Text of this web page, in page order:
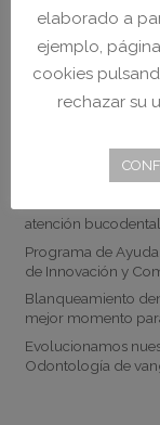
atención
Programa de
de Innovación y
Blanqueamiento
mejor momento
Evolucionamos
Odontología de
elaborado a
ejemplo,
cookies
rechazar su